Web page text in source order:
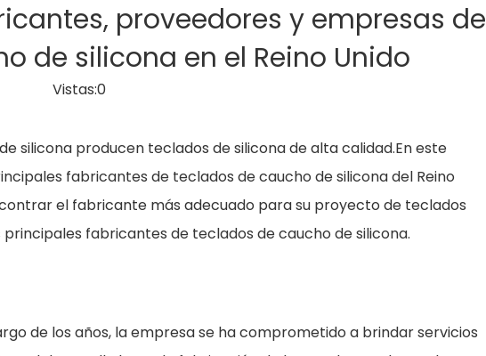
proveedores y empresas de
de silicona en el Reino Unido
Vistas:0
silicona producen teclados de silicona de alta calidad.En este
fabricantes de teclados de caucho de silicona del Reino
el fabricante más adecuado para su proyecto de teclados
fabricantes de teclados de caucho de silicona.
de los años, la empresa se ha comprometido a brindar servicios